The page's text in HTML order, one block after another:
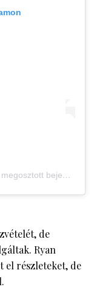
Kim Kardashian (@kimkardashian) által megosztott bejegyzés
de
Ryan
el részleteket, de